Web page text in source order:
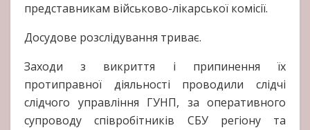
представникам військово-лікарської комісії.
Досудове розслідування триває.
Заходи з викриття і припинення їх
протиправної діяльності проводили слідчі
слідчого управління ГУНП, за оперативного
супроводу співробітників СБУ регіону та